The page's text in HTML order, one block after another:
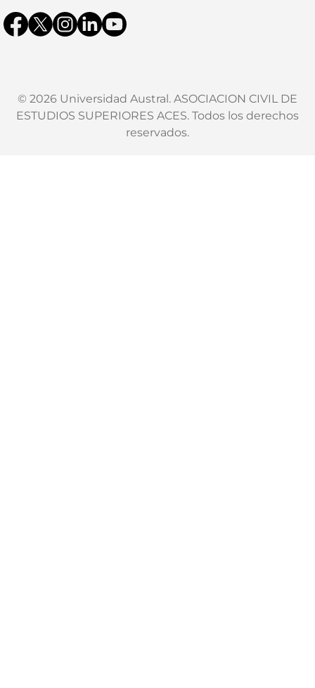
© 2026 Universidad Austral. ASOCIACION CIVIL DE
ESTUDIOS SUPERIORES ACES. Todos los derechos
reservados.